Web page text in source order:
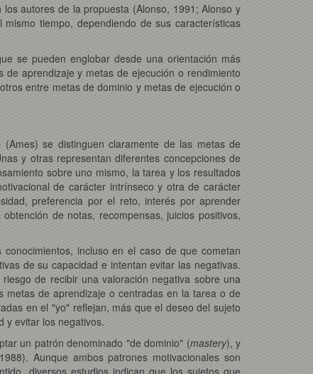
autores de la propuesta (Alonso, 1991; Alonso y
tiempo, dependiendo de sus características
se pueden englobar desde una orientación más
aprendizaje y metas de ejecución o rendimiento
entre metas de dominio y metas de ejecución o
se distinguen claramente de las metas de
y otras representan diferentes concepciones de
sobre uno mismo, la tarea y los resultados
de carácter intrínseco y otra de carácter
preferencia por el reto, interés por aprender
de notas, recompensas, juicios positivos,
incluso en el caso de que cometan
de su capacidad e intentan evitar las negativas.
de recibir una valoración negativa sobre una
metas de aprendizaje o centradas en la tarea o de
en el "yo" reflejan, más que el deseo del sujeto
y evitar los negativos.
un patrón denominado "de dominio" (mastery), y
Aunque ambos patrones motivacionales son
diversos estudios indican que los sujetos que